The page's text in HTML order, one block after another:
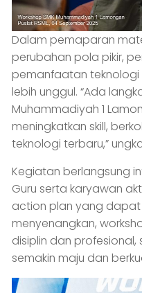
Dalam pemaparan
perubahan pola pikir,
pemanfaatan teknologi
lebih unggul. “Ada
Muhammadiyah 1
meningkatkan skill,
teknologi terbaru,”
Kegiatan berlangsung
Guru serta karyawan
action plan yang
menyenangkan,
disiplin dan profesional,
semakin maju dan